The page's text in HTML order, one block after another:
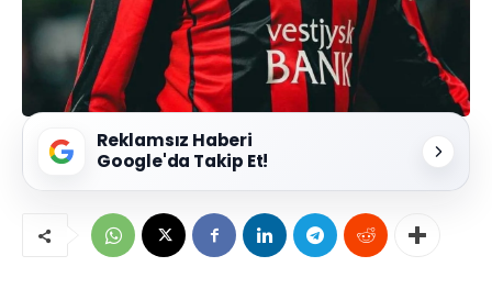
Reklamsız Haberi
Google'da Takip Et!